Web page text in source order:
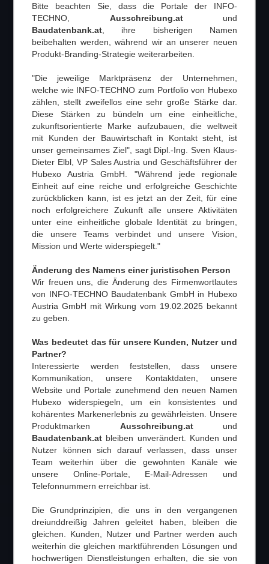
Bitte beachten Sie, dass die Portale der INFO-
TECHNO, Ausschreibung.atund
Baudatenbank.at , ihre bisherigen Namen
beibehalten werden, während wir an unserer neuen
Produkt-Branding-Strategie weiterarbeiten.
"Die jeweilige Marktpräsenz der Unternehmen,
welche wie INFO-TECHNO zum Portfolio von Hubexo
zählen, stellt zweifellos eine sehr große Stärke dar.
Diese Stärken zu bündeln um eine einheitliche,
zukunftsorientierte Marke aufzubauen, die weltweit
mit Kunden der Bauwirtschaft in Kontakt steht, ist
unser gemeinsames Ziel", sagt Dipl.-Ing. Sven Klaus-
Dieter Elbl, VP Sales Austria und Geschäftsführer der
Hubexo Austria GmbH. "Während jede regionale
Einheit auf eine reiche und erfolgreiche Geschichte
zurückblicken kann, ist es jetzt an der Zeit, für eine
noch erfolgreichere Zukunft alle unsere Aktivitäten
unter eine einheitliche globale Identität zu bringen,
die unsere Teams verbindet und unsere Vision,
Mission und Werte widerspiegelt."
Änderung des Namens einer juristischen Person
Wir freuen uns, die Änderung des Firmenwortlautes
von INFO-TECHNO Baudatenbank GmbH in Hubexo
Austria GmbH mit Wirkung vom 19.02.2025 bekannt
zu geben.
Was bedeutet das für unsere Kunden, Nutzer und
Partner?
Interessierte werden feststellen, dass unsere
Kommunikation, unsere Kontaktdaten, unsere
Website und Portale zunehmend den neuen Namen
Hubexo widerspiegeln, um ein konsistentes und
kohärentes Markenerlebnis zu gewährleisten. Unsere
Produktmarken Ausschreibung.atund
Baudatenbank.at bleiben unverändert. Kunden und
Nutzer können sich darauf verlassen, dass unser
Team weiterhin über die gewohnten Kanäle wie
unsere Online-Portale, E-Mail-Adressen und
Telefonnummern erreichbar ist.
Die Grundprinzipien, die uns in den vergangenen
dreiunddreißig Jahren geleitet haben, bleiben die
gleichen. Kunden, Nutzer und Partner werden auch
weiterhin die gleichen marktführenden Lösungen und
hochwertigen Dienstleistungen erhalten, die sie von
Hubexo Austria Treffpunkt
Der Entscheidungsträger
Der Bauwirtschaft